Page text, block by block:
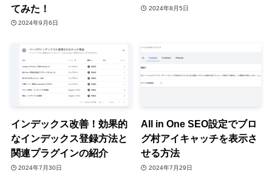
てみた！
2024年9月6日
2024年8月5日
インデックス改善！効果的
なインデックス登録方法と
関連プラグインの紹介
2024年7月30日
All in One SEO設定でブロ
グ村アイキャッチを表示さ
せる方法
2024年7月29日